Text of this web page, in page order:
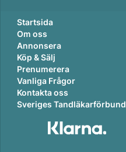
Startsida
Om oss
Annonsera
Köp & Sälj
Prenumerera
Vanliga Frågor
Kontakta oss
Sveriges Tandläkarförbund